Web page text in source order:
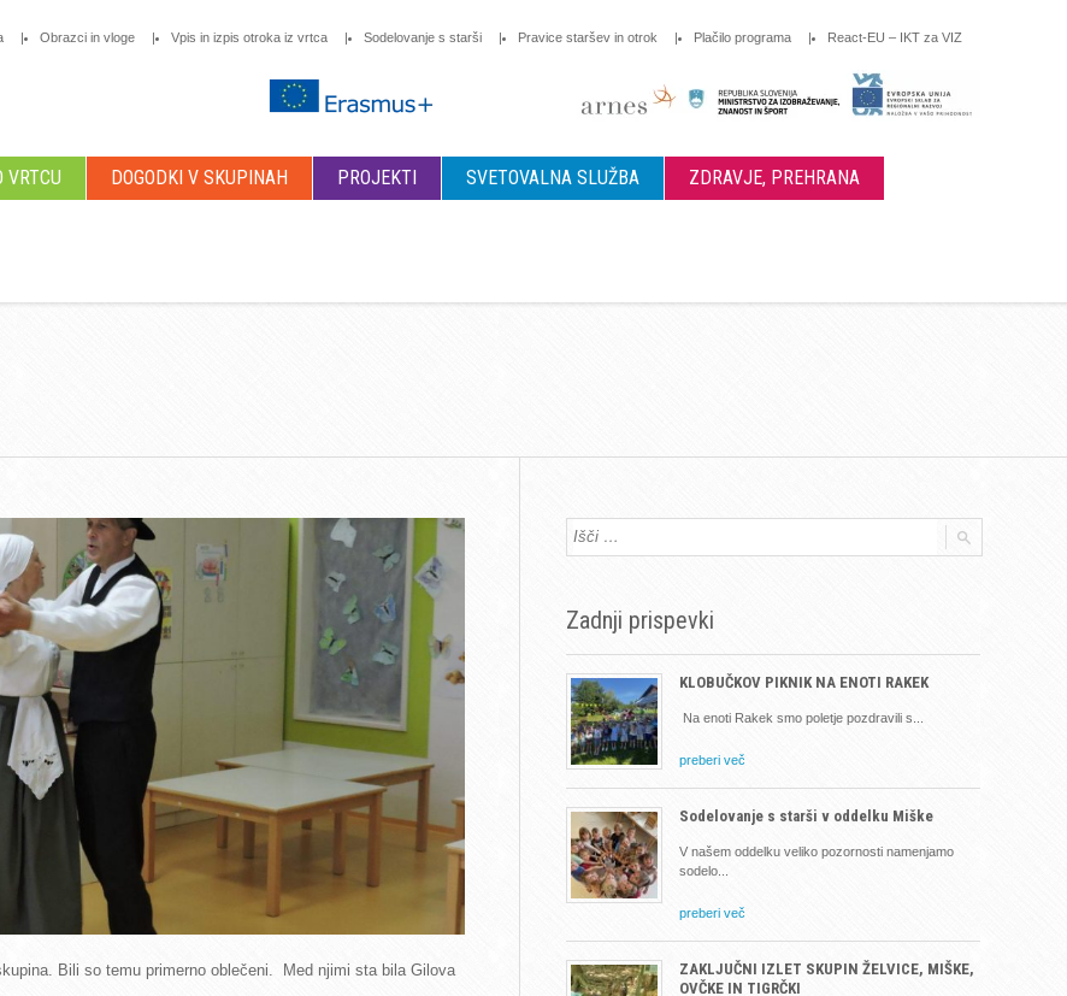
Obrazci in vloge Vpis in izpis otroka iz vrtca Sodelovanje s starši Pravice staršev in otrok Plačilo programa React-EU – IKT za VIZ
VRTCU DOGODKI V SKUPINAH PROJEKTI SVETOVALNA SLUŽBA ZDRAVJE, PREHRANA
Bili so temu primerno oblečeni. Med njimi sta bila Gilova
Zadnji prispevki
KLOBUČKOV PIKNIK NA ENOTI RAKEK
Na enoti Rakek smo poletje pozdravili s
preberi več
Sodelovanje s starši v oddelku Miške
V našem oddelku veliko pozornosti namenjamo
sodelo
preberi več
ZAKLJUČNI IZLET SKUPIN ŽELVICE, MIŠKE,
OVČKE IN TIGRČKI